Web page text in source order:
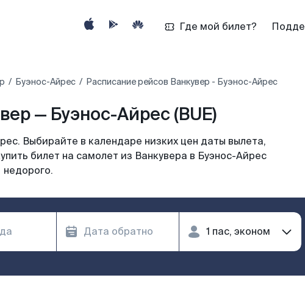
Где мой билет?
Буэнос-Айрес Расписание рейсов Ванкувер - Буэнос-Айрес
— Буэнос-Айрес (BUE)
Выбирайте в календаре низких цен даты вылета,
билет на самолет из Ванкувера в Буэнос-Айрес
недорого.